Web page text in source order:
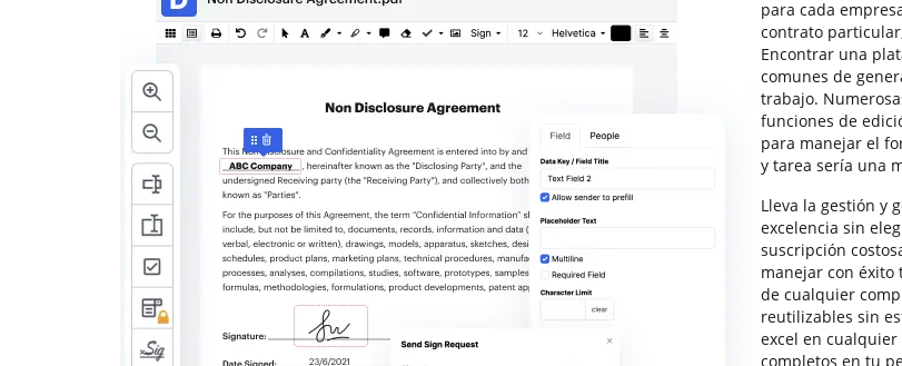
para cada
contrato
Encontrar una
comunes de
trabajo.
funciones de
para manejar el
y tarea sería una
Lleva la gestión y
excelencia sin
suscripción
manejar con éxito
de cualquier
reutilizables sin
excel en
completos en tu